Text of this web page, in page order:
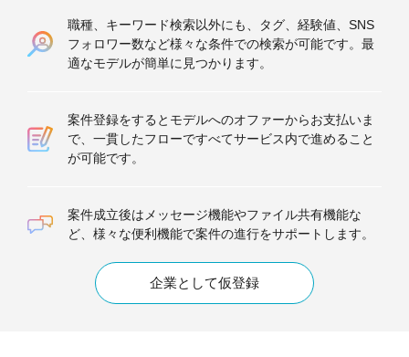
職種、キーワード検索以外にも、タグ、経験値、SNS
フォロワー数など様々な条件での検索が可能です。最
適なモデルが簡単に見つかります。
案件登録をするとモデルへのオファーからお支払いま
で、一貫したフローですべてサービス内で進めること
が可能です。
案件成立後はメッセージ機能やファイル共有機能な
ど、様々な便利機能で案件の進行をサポートします。
企業として仮登録